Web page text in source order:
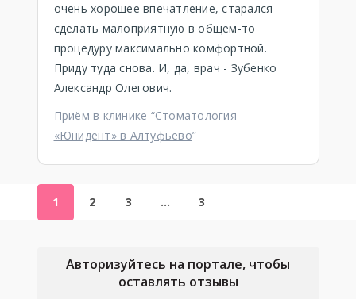
очень хорошее впечатление, старался
сделать малоприятную в общем-то
процедуру максимально комфортной.
Приду туда снова. И, да, врач - Зубенко
Александр Олегович.
Приём в клинике “Стоматология
«Юнидент» в Алтуфьево”
1 2 3 … 3
Авторизуйтесь на портале, чтобы
оставлять отзывы